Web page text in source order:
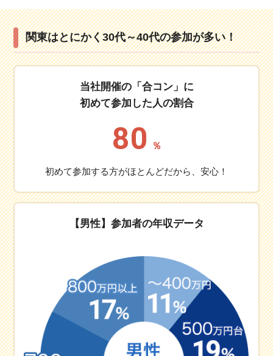
関東はとにかく30代～40代の参加が多い！
当社開催の「合コン」に
初めて参加した人の割合
80 ％
初めて参加する方がほとんどだから、安心！
【男性】参加者の年収データ